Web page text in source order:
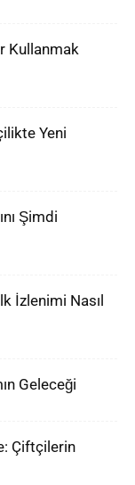
Kullanmak
Yeni
Şimdi
İzlenimi Nasıl
Geleceği
Çiftçilerin